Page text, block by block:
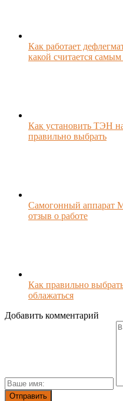
Как работает
какой считается
Как установить ТЭН
правильно выбрать
Самогонный аппарат
отзыв о работе
Как правильно
облажаться
Добавить комментарий